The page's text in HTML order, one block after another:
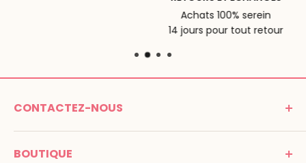
Achats 100% serein
14 jours pour tout retour
CONTACTEZ-NOUS
MONTESSORI SPIRIT
Promenade Jean Dalba
BOUTIQUE